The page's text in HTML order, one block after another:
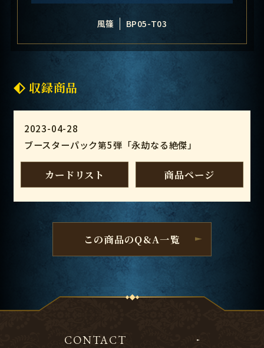
風篠 BP05-T03
収録商品
2023-04-28
ブースターパック第5弾「永劫なる絶傑」
カードリスト 商品ページ
この商品のQ&A一覧
CONTACT